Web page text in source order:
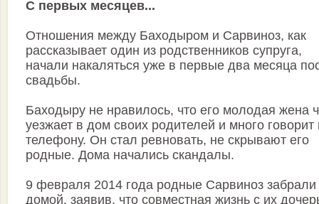
С первых месяцев...
Отношения между Баходыром и Сарвиноз, как
рассказывает один из родственников супруга,
начали накаляться уже в первые два месяца
свадьбы.
Баходыру не нравилось, что его молодая жена
уезжает в дом своих родителей и много говорит
телефону. Он стал ревновать, не скрывают его
родные. Дома начались скандалы.
9 февраля 2014 года родные Сарвиноз забрали
домой, заявив, что совместная жизнь с их